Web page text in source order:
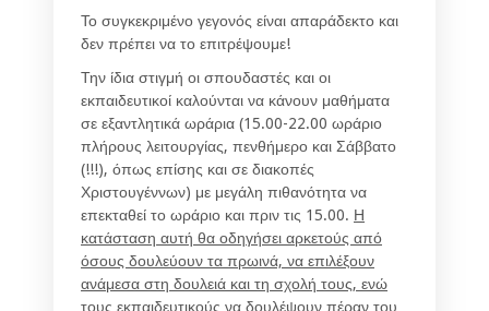
Το συγκεκριμένο γεγονός είναι απαράδεκτο και
δεν πρέπει να το επιτρέψουμε!
Την ίδια στιγμή οι σπουδαστές και οι
εκπαιδευτικοί καλούνται να κάνουν μαθήματα
σε εξαντλητικά ωράρια (15.00-22.00 ωράριο
πλήρους λειτουργίας, πενθήμερο και Σάββατο
(!!!), όπως επίσης και σε διακοπές
Χριστουγέννων) με μεγάλη πιθανότητα να
επεκταθεί το ωράριο και πριν τις 15.00. Η
κατάσταση αυτή θα οδηγήσει αρκετούς από
όσους δουλεύουν τα πρωινά, να επιλέξουν
ανάμεσα στη δουλειά και τη σχολή τους, ενώ
τους εκπαιδευτικούς να δουλέψουν πέραν του